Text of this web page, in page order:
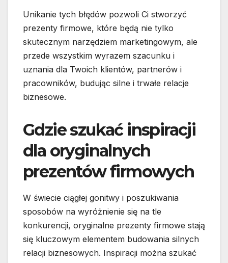
Unikanie tych błędów pozwoli Ci stworzyć
prezenty firmowe, które będą nie tylko
skutecznym narzędziem marketingowym, ale
przede wszystkim wyrazem szacunku i
uznania dla Twoich klientów, partnerów i
pracowników, budując silne i trwałe relacje
biznesowe.
Gdzie szukać inspiracji
dla oryginalnych
prezentów firmowych
W świecie ciągłej gonitwy i poszukiwania
sposobów na wyróżnienie się na tle
konkurencji, oryginalne prezenty firmowe stają
się kluczowym elementem budowania silnych
relacji biznesowych. Inspiracji można szukać